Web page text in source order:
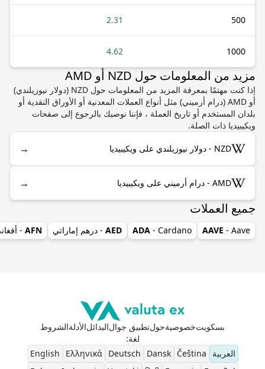
500
2.31
1000
4.62
مزيد من المعلومات حول NZD أو AMD
إذا كنت مهتمًا بمعرفة المزيد من المعلومات حول NZD (دولار نيوزيلندي)
أو AMD (درام أرميني) مثل أنواع العملات المعدنية أو الأوراق النقدية أو
بلدان المستخدم أو تاريخ العملة ، فإننا نوصيك بالرجوع إلى صفحات
ويكيبيديا ذات الصلة.
NZD - دولار نيوزيلندي على ويكيبيديا →
AMD - درام أرميني على ويكيبيديا →
جميع العملات
AAVE - Aave
ADA - Cardano
AED - درهم إماراتي AFN
-
بسكويتخصوصيةحولتطبيق جوالالبدائلالأدلةالشروط
لغة:
العربية
Čeština
Dansk
Deutsch
Ελληνικά
English